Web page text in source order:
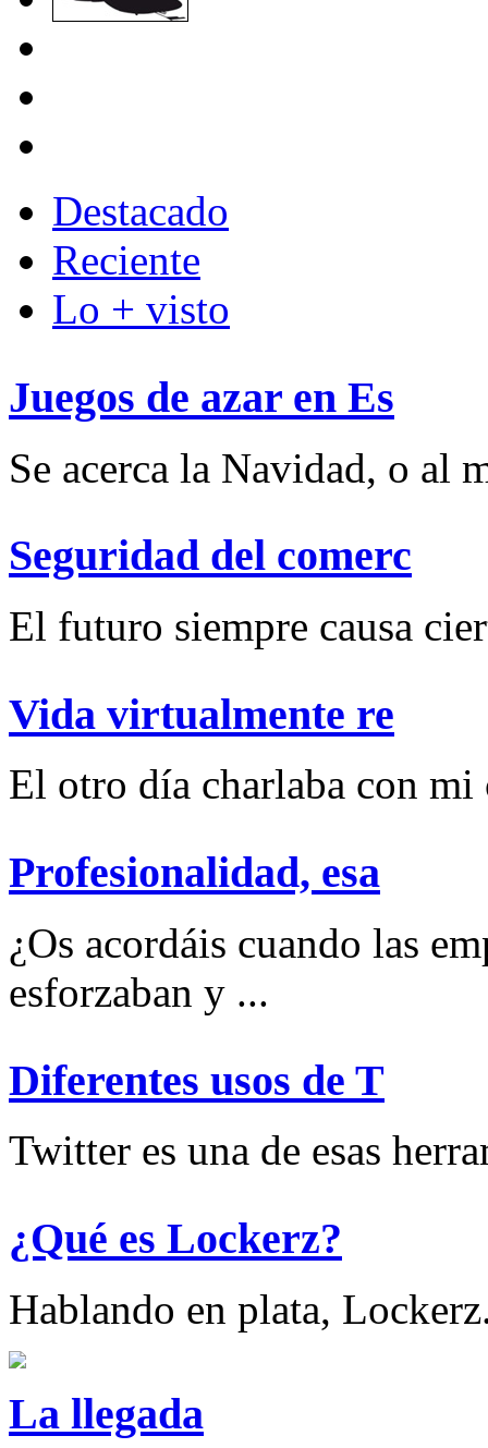
Destacado
Reciente
Lo + visto
Juegos de azar en Es
Se acerca la Navidad, o al
Seguridad del comerc
El futuro siempre causa
Vida virtualmente re
El otro día charlaba con
Profesionalidad, esa
¿Os acordáis cuando las
esforzaban y ...
Diferentes usos de T
Twitter es una de esas
¿Qué es Lockerz?
Hablando en plata,
La llegada